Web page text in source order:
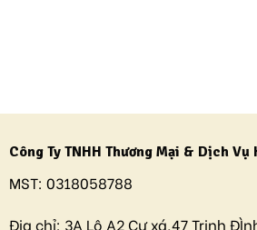
Công Ty TNHH Thương Mại & Dịch Vụ
MST: 0318058788
Địa chỉ: 3A Lô A2 Cư xá,47 Trịnh